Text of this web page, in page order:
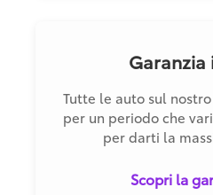
Garanzia
Tutte le auto sul
per un periodo che
per darti la
Scopri la